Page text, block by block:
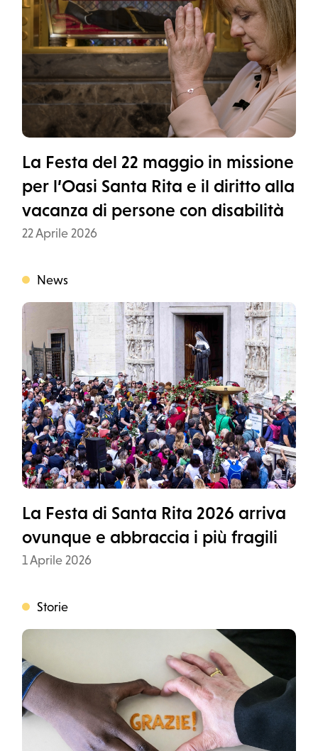
La Festa del 22 maggio in missione
per l’Oasi Santa Rita e il diritto alla
vacanza di persone con disabilità
Data
22 Aprile 2026
Categoria
News
La Festa di Santa Rita 2026 arriva
ovunque e abbraccia i più fragili
Data
1 Aprile 2026
Categoria
Storie